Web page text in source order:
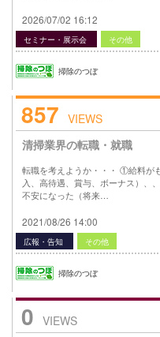
2026/07/02 16:12
セミナー・展示会 その他
掃除のつぼ
857 VIEWS
清掃業界の転職・就職
転職を考えようか・・・ ①給料が
入、高待遇、賞与、ボーナス）
不安になった（将来…
2021/08/26 14:00
広報・告知 その他
掃除のつぼ
0 VIEWS